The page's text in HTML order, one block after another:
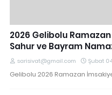
2026 Gelibolu
Sahur ve Bayram
sarisivat@gmail.com Şubat
Gelibolu 2026 Ramazan